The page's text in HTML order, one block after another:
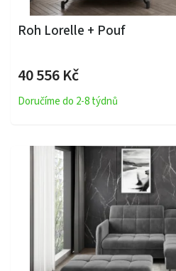
Roh Lorelle + Pouf
40 556 Kč
Doručíme do 2-8 týdnů